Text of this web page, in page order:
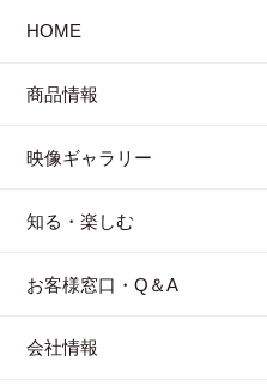
HOME
商品情報
映像ギャラリー
知る・楽しむ
お客様窓口・Q＆A
会社情報